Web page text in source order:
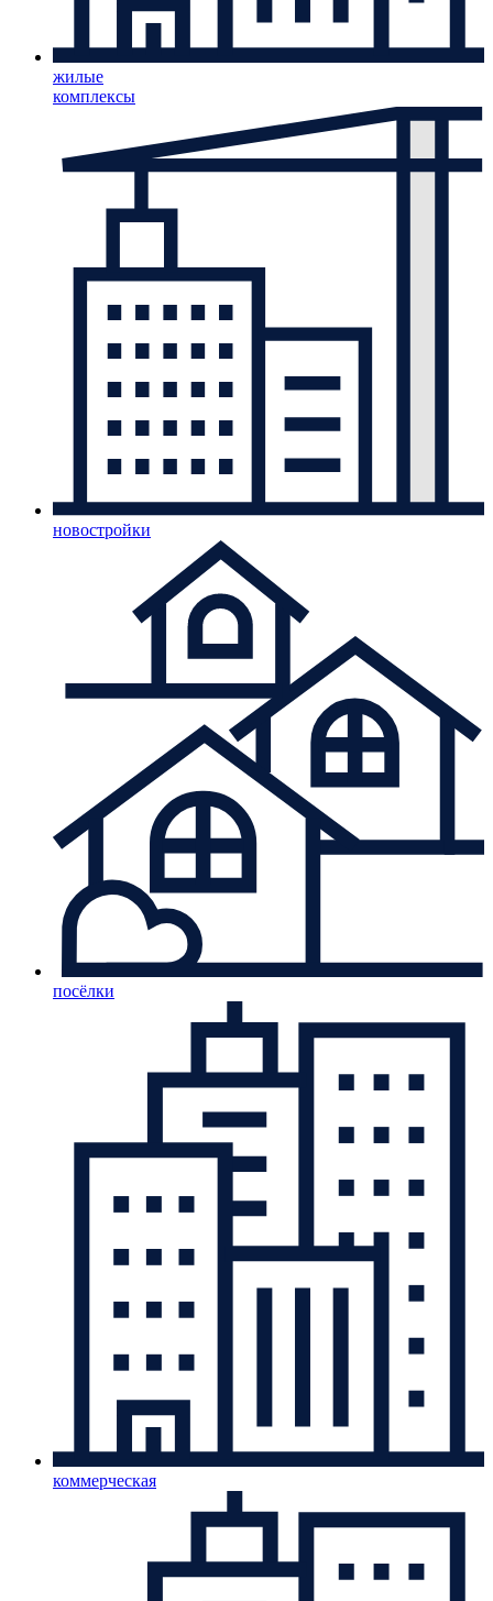
жилые
комплексы
новостройки
посёлки
коммерческая